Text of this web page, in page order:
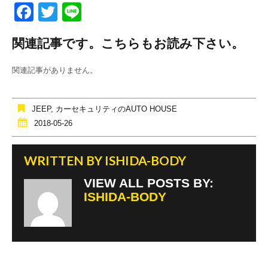
F
a
c
e
o
o
k
T
tt
er
e
関連記事です。こちらもお読み下さい。
関連記事がありません。
JEEP, カーセキュリティのAUTO HOUSE
2018-05-26
WRITTEN BY ISHIDA-BODY
VIEW ALL POSTS BY:
ISHIDA-BODY